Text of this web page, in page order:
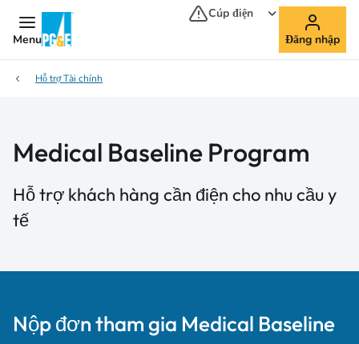
Menu
Cúp điện
Đăng nhập
Hỗ trợ Tài chính
Medical Baseline Program
Hỗ trợ khách hàng cần điện cho nhu cầu y
tế
Nộp đơn tham gia Medical Baseline